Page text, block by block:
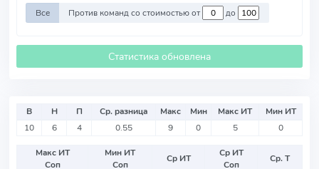
Все Против команд со стоимостью от до
Статистика обновлена
В Н П Ср. разница Макс Мин Макс ИТ
Мин ИТ
10
6 4 0.55 9 0 5 0
Макс ИТ
Соп
Мин ИТ
Соп
Ср ИТ
Ср ИТ
Соп
Ср. Т